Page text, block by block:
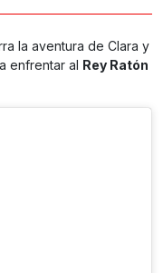
la aventura de Clara y
enfrentar al
Rey Ratón